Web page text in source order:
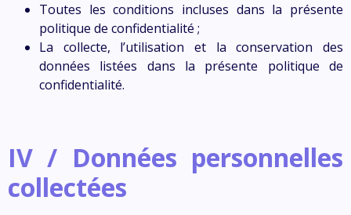
Toutes les conditions incluses dans la présente
politique de confidentialité ;
La collecte, l’utilisation et la conservation des
données listées dans la présente politique de
confidentialité.
IV / Données personnelles
collectées